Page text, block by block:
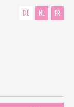
DE NL FR